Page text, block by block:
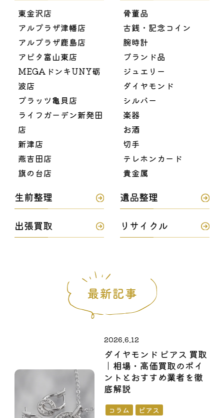
東金沢店
アルプラザ津幡店
アルプラザ鹿島店
アピタ富山東店
MEGAドンキUNY砺
波店
プラッツ亀貝店
ライフガーデン新発田
店
新津店
燕吉田店
旗の台店
骨董品
古銭・記念コイン
腕時計
ブランド品
ジュエリー
ダイヤモンド
シルバー
楽器
お酒
切手
テレホンカード
貴金属
生前整理 遺品整理
出張買取 リサイクル
2026.6.12
ダイヤモンド ピアス 買取
｜相場・高価買取のポイ
ントとおすすめ業者を徹
底解説
コラム
ピアス